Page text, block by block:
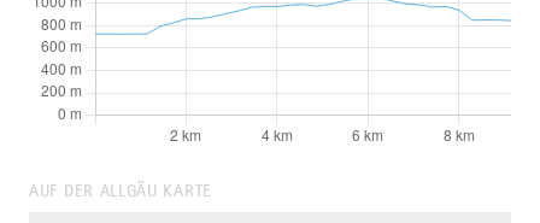
AUF DER ALLGÄU KARTE